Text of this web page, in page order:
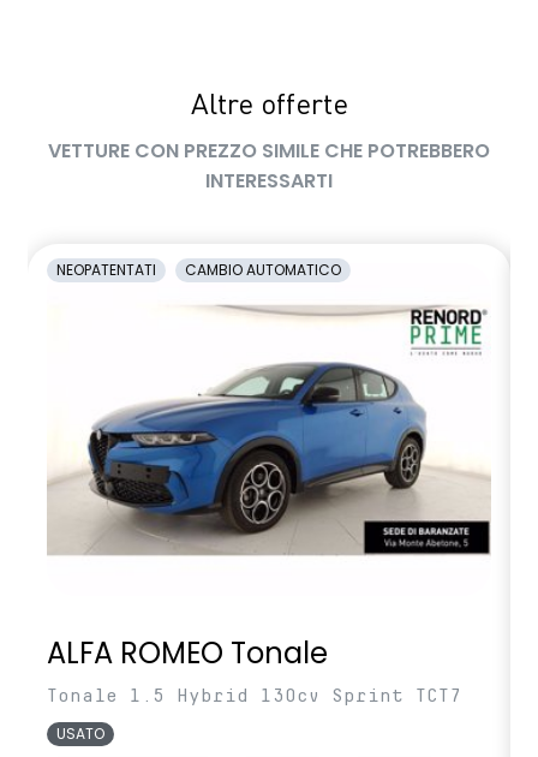
Altre offerte
VETTURE CON PREZZO SIMILE CHE POTREBBERO
INTERESSARTI
NEOPATENTATI CAMBIO AUTOMATICO
ALFA ROMEO Tonale
Tonale 1.5 Hybrid 130cv Sprint TCT7
USATO